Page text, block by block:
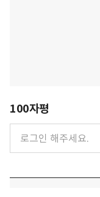
100자평